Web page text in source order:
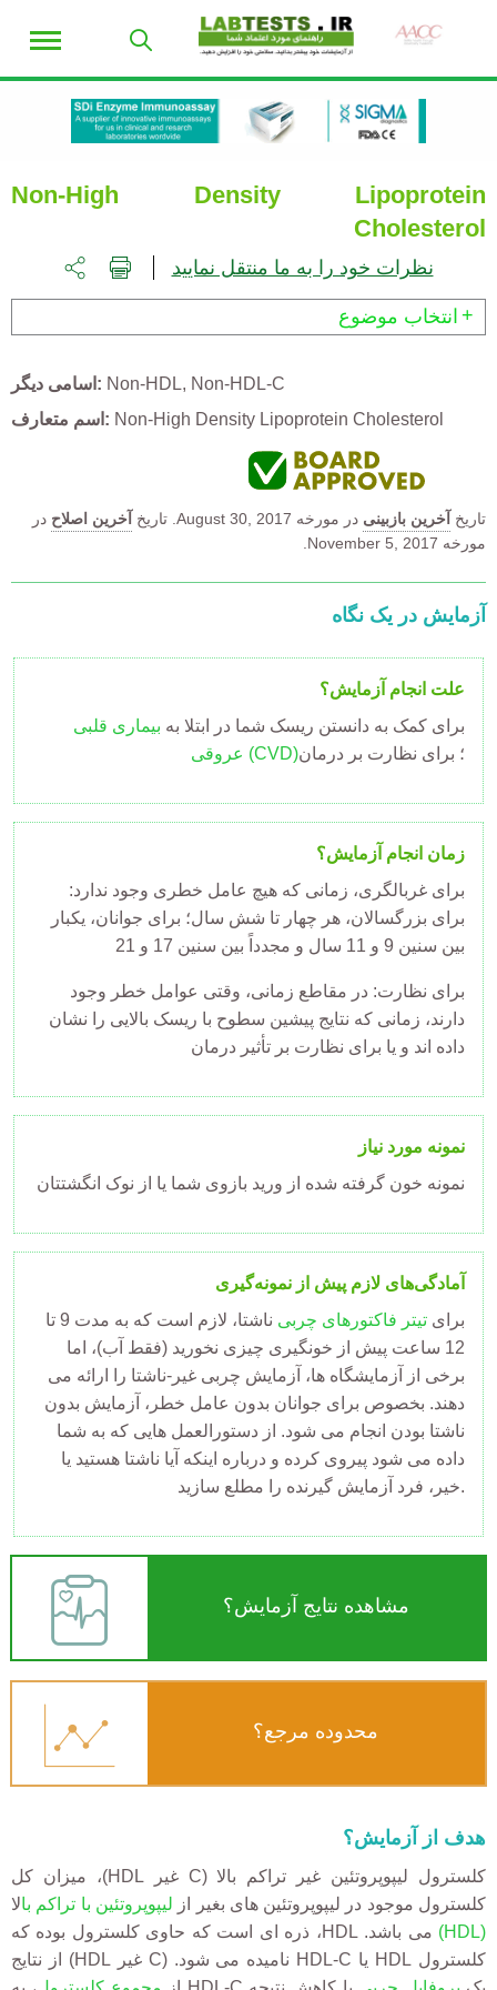
Non-High Density Lipoprotein
Cholesterol
نظرات خود را به ما منتقل نمایید
انتخاب موضوع
اسامی دیگر Non-HDL
Non-HDL-C
اسم متعارف
Non-High Density Lipoprotein Cholesterol
تاریخ آخرین بازبینی در مورخه August 30, 2017. تاریخ آخرین اصلاح در
مورخه November 5, 2017.
آزمایش در یک نگاه
علت انجام آزمایش؟
برای کمک به دانستن ریسک شما در ابتلا به بیماری قلبی
عروقی (CVD)؛ برای نظارت بر درمان
زمان انجام آزمایش؟
برای غربالگری، زمانی که هیچ عامل خطری وجود ندارد:
برای بزرگسالان، هر چهار تا شش سال؛ برای جوانان، یکبار
بین سنین 9 و 11 سال و مجدداً بین سنین 17 و 21
برای نظارت: در مقاطع زمانی، وقتی عوامل خطر وجود
دارند، زمانی که نتایج پیشین سطوح با ریسک بالایی را نشان
داده اند و یا برای نظارت بر تأثیر درمان
نمونه مورد نیاز
نمونه خون گرفته شده از ورید بازوی شما یا از نوک انگشتتان
آمادگی‌های لازم پیش از نمونه‌گیری
برای تیتر فاکتورهای چربی
ناشتا، لازم است که به مدت 9 تا
12 ساعت پیش از خونگیری چیزی نخورید (فقط آب)، اما
برخی از آزمایشگاه ها، آزمایش چربی غیر-ناشتا را ارائه می
دهند. بخصوص برای جوانان بدون عامل خطر، آزمایش بدون
ناشتا بودن انجام می شود. از دستورالعمل هایی که به شما
داده می شود پیروی کرده و درباره اینکه آیا ناشتا هستید یا
خیر، فرد آزمایش گیرنده را مطلع سازید.
مشاهده نتایج آزمایش؟
محدوده مرجع؟
هدف از آزمایش؟
کلسترول لیپوپروتئین غیر تراکم بالا (C غیر HDL)، میزان کل
کلسترول موجود در لیپوپروتئین های بغیر از لیپوپروتئین با تراکم بالا
(HDL)
می باشد. HDL، ذره ای است که حاوی کلسترول بوده که
کلسترول HDL یا HDL-C نامیده می شود. (C غیر HDL) از نتایج